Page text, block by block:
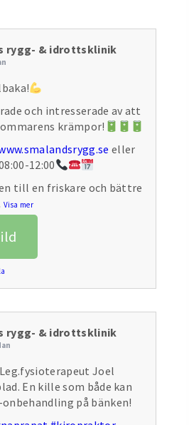
rygg- & idrottsklinik
och intresserade av att
krämpor!
eller
12:00
till en friskare och bättre
Visa mer
rygg- & idrottsklinik
Joel
En kille som både kan
på bänken!